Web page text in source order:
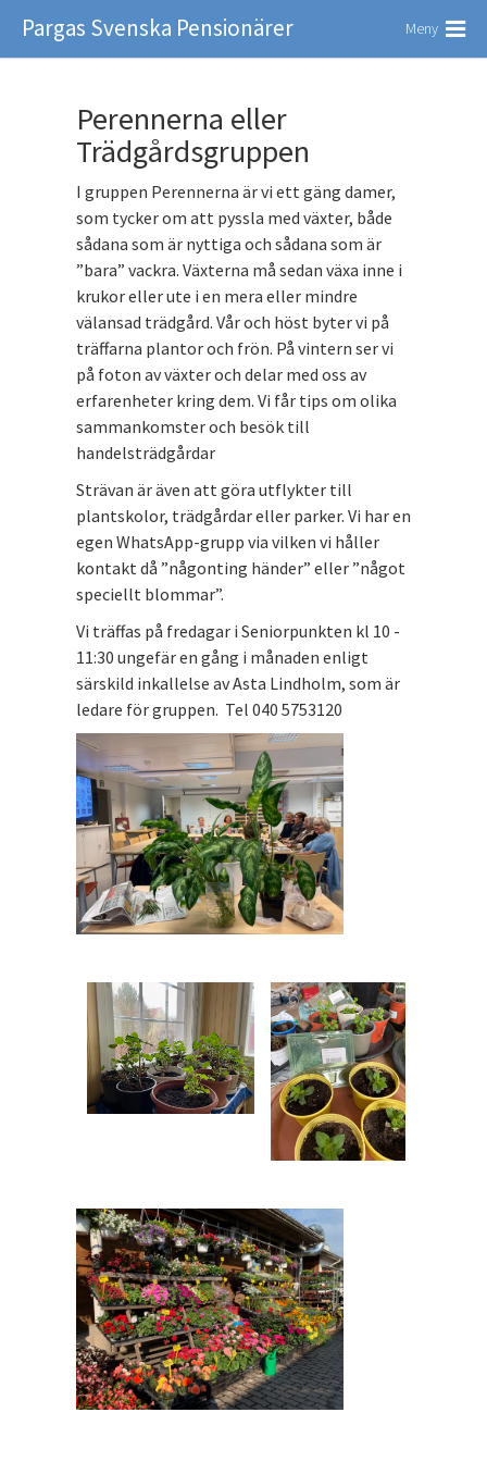
Pargas Svenska Pensionärer Meny
Perennerna eller
Trädgårdsgruppen
I gruppen Perennerna är vi ett gäng damer,
som tycker om att pyssla med växter, både
sådana som är nyttiga och sådana som är
”bara” vackra. Växterna må sedan växa inne i
krukor eller ute i en mera eller mindre
välansad trädgård. Vår och höst byter vi på
träffarna plantor och frön. På vintern ser vi
på foton av växter och delar med oss av
erfarenheter kring dem. Vi får tips om olika
sammankomster och besök till
handelsträdgårdar
Strävan är även att göra utflykter till
plantskolor, trädgårdar eller parker. Vi har en
egen WhatsApp-grupp via vilken vi håller
kontakt då ”någonting händer” eller ”något
speciellt blommar”.
Vi träffas på fredagar i Seniorpunkten kl 10 -
11:30 ungefär en gång i månaden enligt
särskild inkallelse av Asta Lindholm, som är
ledare för gruppen. Tel 040 5753120